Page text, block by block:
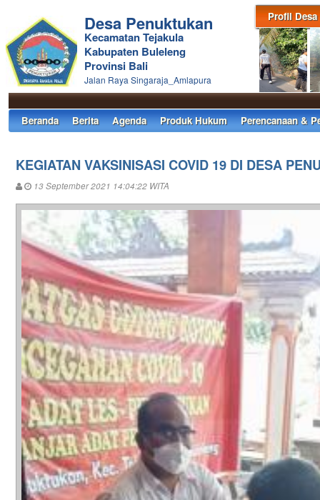
Profil Desa
Desa Penuktukan
Kecamatan Tejakula
Kabupaten Buleleng
Provinsi Bali
Jalan Raya Singaraja_Amlapura
Beranda Berita Agenda Produk Hukum Perencanaan &
KEGIATAN VAKSINISASI COVID 19 DI DESA
13 September 2021 14:04:22 WITA